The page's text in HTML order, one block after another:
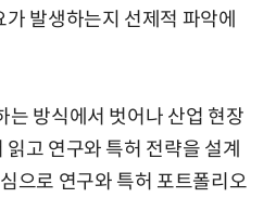
발생하는지 선제적 파악에
는 방식에서 벗어나 산업 현장
고 연구와 특허 전략을 설계
으로 연구와 특허 포트폴리오